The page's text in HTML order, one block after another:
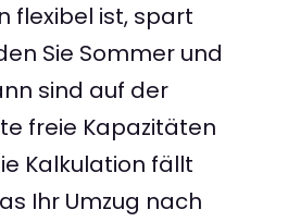
flexibel ist, spart
Sie Sommer und
sind auf der
freie Kapazitäten
Kalkulation fällt
Ihr Umzug nach